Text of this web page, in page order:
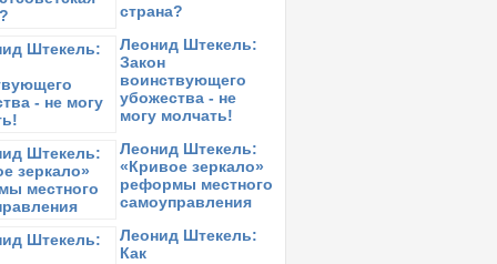
страна?
Леонид Штекель:
Закон
воинствующего
убожества - не
могу молчать!
Леонид Штекель:
«Кривое зеркало»
реформы местного
самоуправления
Леонид Штекель:
Как